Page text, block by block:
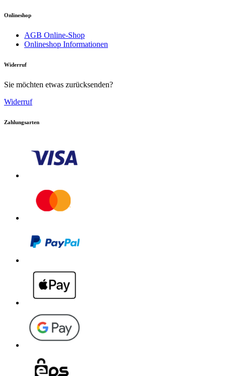
Online lesen
Download PDF
Onlineshop
AGB Online-Shop
Onlineshop Informationen
Widerruf
Sie möchten etwas zurücksenden?
Widerruf
Zahlungsarten